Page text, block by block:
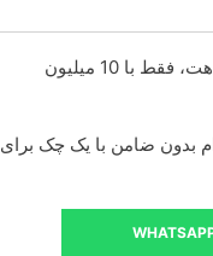
با 10 میلیون
وام بدون ضامن با یک چک برای